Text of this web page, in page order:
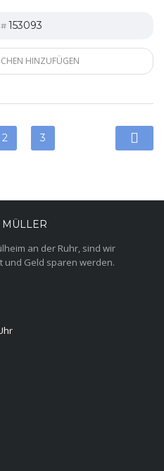
153093
HINZUFÜGEN
2 3
an der Ruhr, sind wir
und Geld sparen werden.